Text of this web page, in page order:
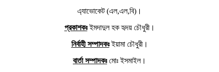
এ্যাভোকেট (এল,এল,বি)।
প্রকাশকঃইমদাদুল হক হৃদয় চৌধুরী।
নির্বাহী সম্পাদকঃইয়ামা চৌধুরী।
বার্তা সম্পাদকঃমোঃ ইসমাইল।